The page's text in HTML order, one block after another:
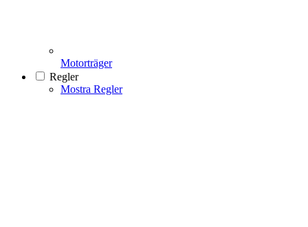
Motorträger
Regler
Mostra Regler